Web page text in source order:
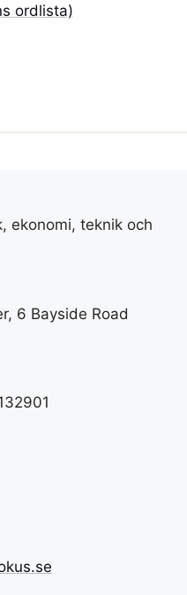
ordlista)
ekonomi, teknik och
6 Bayside Road